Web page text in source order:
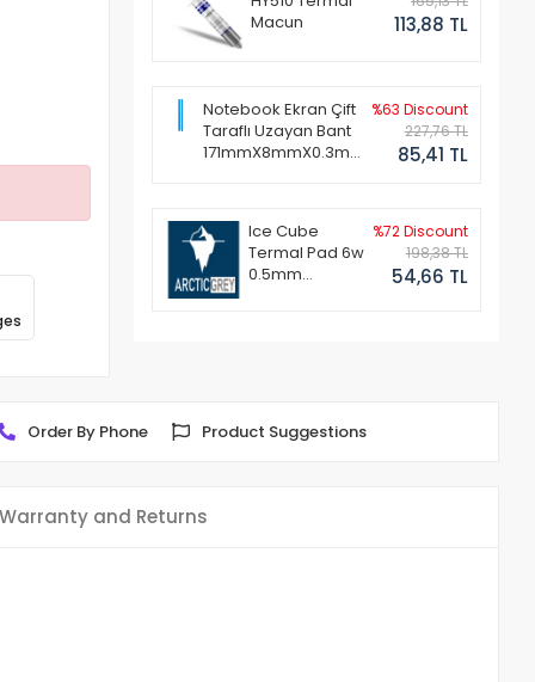
Macun
113,88 TL
Notebook Ekran Çift
Taraflı Uzayan Bant
171mmX8mmX0.3mm
%63 Discount
227,76 TL
85,41 TL
Ice Cube
Termal Pad 6w
0.5mm
%72 Discount
198,38 TL
54,66 TL
Order By Phone Product Suggestions
Warranty and Returns